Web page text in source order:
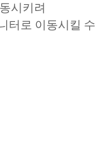
시키려
터로 이동시킬 수